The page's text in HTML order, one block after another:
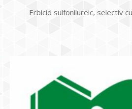
Erbicid sulfonilureic, selectiv